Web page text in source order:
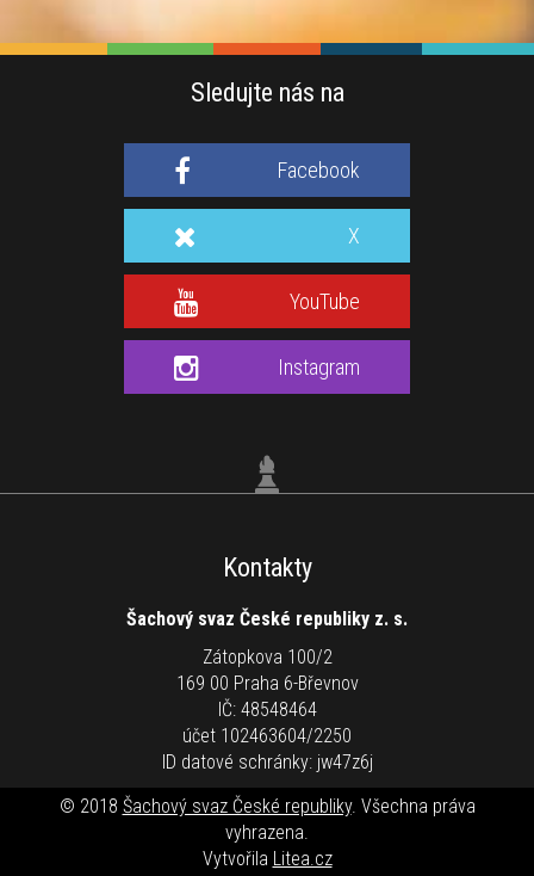
Sledujte nás na
Facebook
X
YouTube
Instagram
Kontakty
Šachový svaz České republiky z. s.
Zátopkova 100/2
169 00 Praha 6-Břevnov
IČ: 48548464
účet 102463604/2250
ID datové schránky: jw47z6j
© 2018 Šachový svaz České republiky. Všechna práva
vyhrazena.
Vytvořila Litea.cz